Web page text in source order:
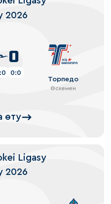
2026
0
0:0
Торпедо
Өскемен
өту
Ligasy
2026